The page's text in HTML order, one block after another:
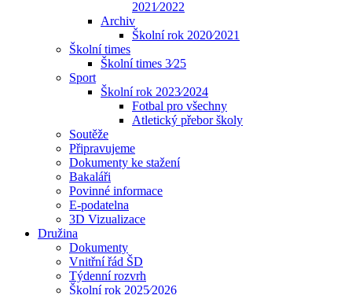
2021⁄2022
Archiv
Školní rok 2020⁄2021
Školní times
Školní times 3⁄25
Sport
Školní rok 2023⁄2024
Fotbal pro všechny
Atletický přebor školy
Soutěže
Připravujeme
Dokumenty ke stažení
Bakaláři
Povinné informace
E-podatelna
3D Vizualizace
Družina
Dokumenty
Vnitřní řád ŠD
Týdenní rozvrh
Školní rok 2025⁄2026